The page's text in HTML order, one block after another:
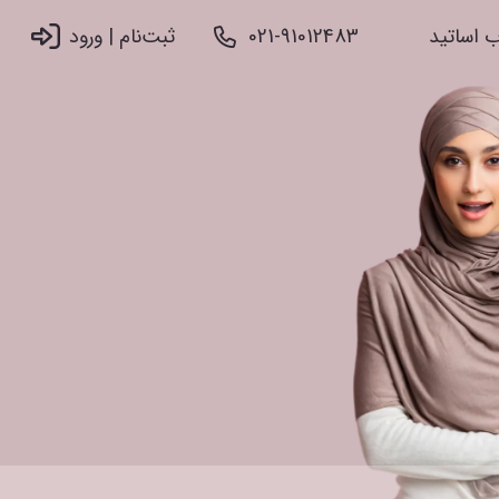
اساتید 021-91012483 ثبت‌نام |‌ ورود